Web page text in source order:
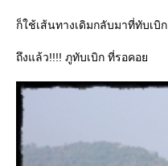
ก็ใช้เส้นทางเดิมกลับมาที่ทับเบิก
ถึงแล้ว!!!! ภูทับเบิก ที่รอคอย